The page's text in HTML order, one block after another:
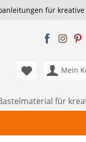
für kreative
Mein
für